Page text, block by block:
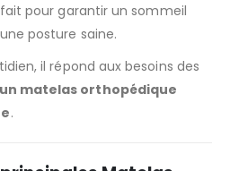
pour garantir un sommeil
posture saine.
il répond aux besoins des
un matelas orthopédique
.